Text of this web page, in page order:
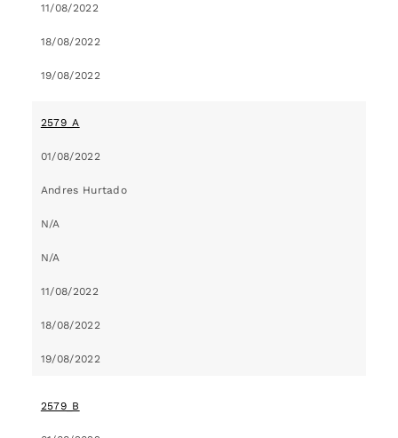
11/08/2022
18/08/2022
19/08/2022
2579_A
01/08/2022
Andres Hurtado
N/A
N/A
11/08/2022
18/08/2022
19/08/2022
2579_B